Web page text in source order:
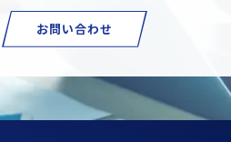
お問い合わせ